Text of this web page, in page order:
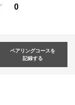
0
ペアリングコースを
記録する